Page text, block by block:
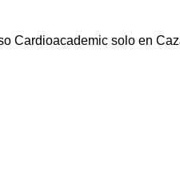
Cardioacademic solo en